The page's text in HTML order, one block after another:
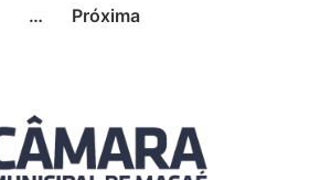
… Próxima